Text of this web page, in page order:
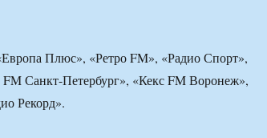
Плюс», «Ретро FM», «Радио Спорт»,
Санкт-Петербург», «Кекс FM Воронеж»,
Рекорд».